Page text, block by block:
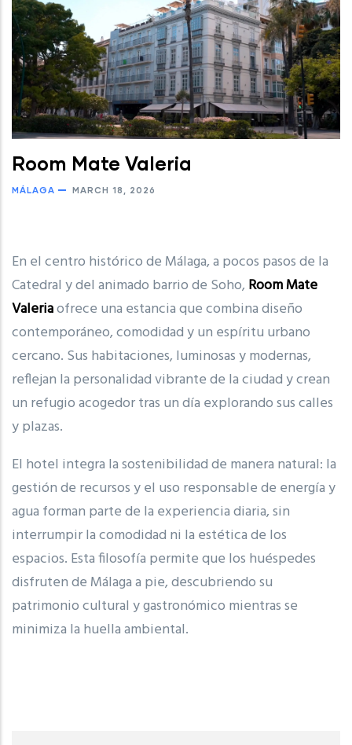
Room Mate Valeria
MÁLAGA MARCH 18, 2026
En el centro histórico de Málaga, a pocos pasos de la
Catedral y del animado barrio de Soho, Room Mate
Valeriaofrece una estancia que combina diseño
contemporáneo, comodidad y un espíritu urbano
cercano. Sus habitaciones, luminosas y modernas,
reflejan la personalidad vibrante de la ciudad y crean
un refugio acogedor tras un día explorando sus calles
y plazas.
El hotel integra la sostenibilidad de manera natural: la
gestión de recursos y el uso responsable de energía y
agua forman parte de la experiencia diaria, sin
interrumpir la comodidad ni la estética de los
espacios. Esta filosofía permite que los huéspedes
disfruten de Málaga a pie, descubriendo su
patrimonio cultural y gastronómico mientras se
minimiza la huella ambiental.